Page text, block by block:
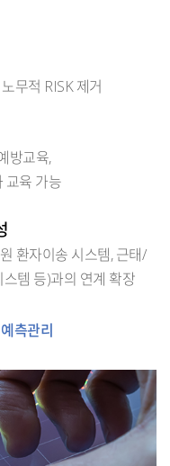
무적 RISK 제거
방교육,
교육 가능
환자이송 시스템, 근태/
템 등)과의 연계 확장
측관리